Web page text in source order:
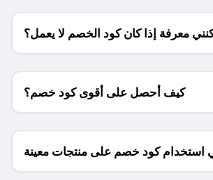
معرفة إذا كان كود الخصم لا يعمل؟
كيف أحصل على أقوى كود خصم؟
استخدام كود خصم على منتجات معينة
فقط؟